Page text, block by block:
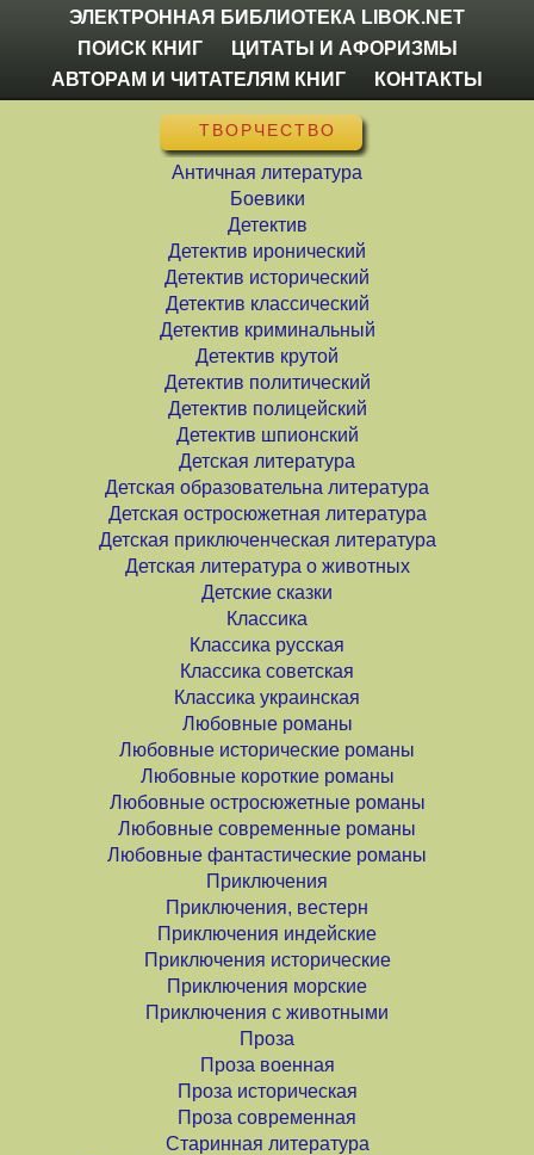
ЭЛЕКТРОННАЯ БИБЛИОТЕКА LIBOK.NET
ПОИСК КНИГ
ЦИТАТЫ И АФОРИЗМЫ
АВТОРАМ И ЧИТАТЕЛЯМ КНИГ
КОНТАКТЫ
ТВОРЧЕСТВО
Античная литература
Боевики
Детектив
Детектив иронический
Детектив исторический
Детектив классический
Детектив криминальный
Детектив крутой
Детектив политический
Детектив полицейский
Детектив шпионский
Детская литература
Детская образовательна литература
Детская остросюжетная литература
Детская приключенческая литература
Детская литература о животных
Детские сказки
Классика
Классика русская
Классика советская
Классика украинская
Любовные романы
Любовные исторические романы
Любовные короткие романы
Любовные остросюжетные романы
Любовные современные романы
Любовные фантастические романы
Приключения
Приключения, вестерн
Приключения индейские
Приключения исторические
Приключения морские
Приключения с животными
Проза
Проза военная
Проза историческая
Проза современная
Старинная литература